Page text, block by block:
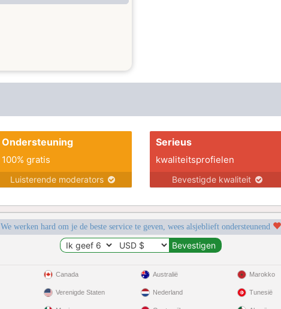
Ondersteuning
100% gratis
Luisterende moderators
Serieus
kwaliteitsprofielen
Bevestigde kwaliteit
We werken hard om je de beste service te geven, wees alsjeblieft ondersteunend
Canada
Verenigde Staten
Australië
Nederland
Marokko
Tunesië